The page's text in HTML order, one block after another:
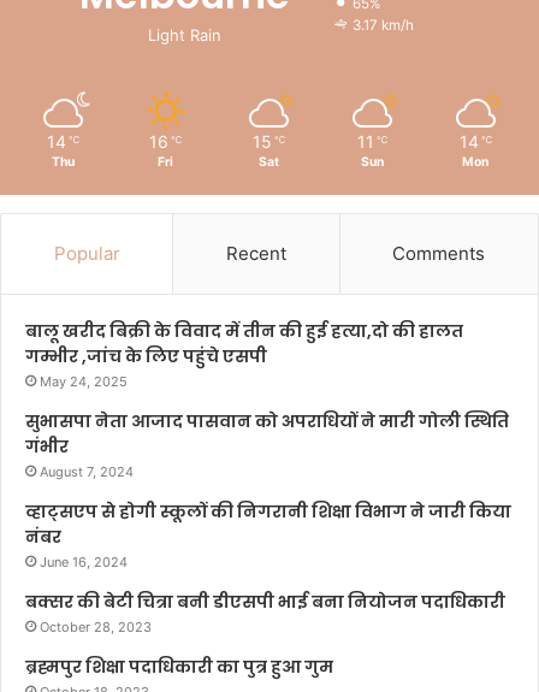
Light Rain
65%
3.17 km/h
14 ℃
Thu
16 ℃
Fri
15 ℃
Sat
11 ℃
Sun
14 ℃
Mon
Popular Recent Comments
बालू खरीद बिक्री के विवाद में तीन की हुई हत्या,दो की हालत
गम्भीर ,जांच के लिए पहुंचे एसपी
May 24, 2025
सुभासपा नेता आजाद पासवान को अपराधियों ने मारी गोली स्थिति
गंभीर
August 7, 2024
व्हाट्सएप से होगी स्कूलों की निगरानी शिक्षा विभाग ने जारी किया
नंबर
June 16, 2024
बक्सर की बेटी चित्रा बनी डीएसपी भाई बना नियोजन पदाधिकारी
October 28, 2023
ब्रह्मपुर शिक्षा पदाधिकारी का पुत्र हुआ गुम